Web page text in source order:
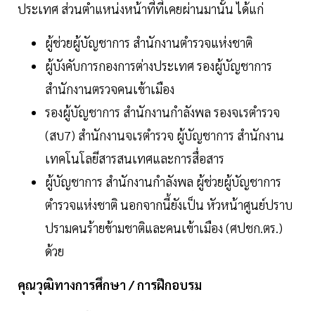
ประเทศ ส่วนตำแหน่งหน้าที่ที่เคยผ่านมานั้น ได้แก่
ผู้ช่วยผู้บัญชาการ สำนักงานตำรวจแห่งชาติ
ผู้บังคับการกองการต่างประเทศ รองผู้บัญชาการ
สำนักงานตรวจคนเข้าเมือง
รองผู้บัญชาการ สำนักงานกำลังพล รองจเรตำรวจ
(สบ7) สำนักงานจเรตำรวจ ผู้บัญชาการ สำนักงาน
เทคโนโลยีสารสนเทศและการสื่อสาร
ผู้บัญชาการ สำนักงานกำลังพล ผู้ช่วยผู้บัญชาการ
ตำรวจแห่งชาติ นอกจากนี้ยังเป็น หัวหน้าศูนย์ปราบ
ปรามคนร้ายข้ามชาติและคนเข้าเมือง (ศปชก.ตร.)
ด้วย
คุณวุฒิทางการศึกษา / การฝึกอบรม